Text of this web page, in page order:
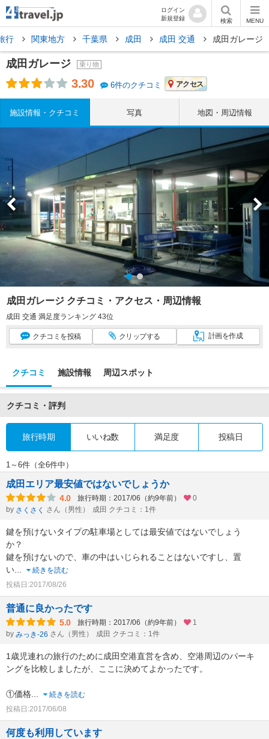
ログイン
新規登録
検索 MENU
行 関東地方 千葉県 成田 成田 交通 成田ガレージ
成田ガレージ 乗り物
3.30 6件のクチコミ アクセス
施設情報・クチコミ 写真 地図・周辺情報
成田ガレージ クチコミ・アクセス・周辺情報
成田 交通 満足度ランキング 43位
クチコミ を投稿 クリップする 計画を作成
クチコミ 施設情報 周辺スポット
クチコミ・評判
旅行時期 いいね数 満足度 投稿日
1～6件（全6件中）
成田エリア最安値ではないでしょうか
4.0 旅行時期：2017/06（約9年前）
0
by さくさく さん（男性） 成田 クチコミ：1件
鍵を預けないタイプの駐車場としては最安値ではないでしょう
か？
鍵を預けないので、車の中はいじられることはないですし、置
い...
続きを読む
投稿日:2017/08/26
普通に良かったです
5.0 旅行時期：2017/06（約9年前）
1
by みっき-26 さん（男性） 成田 クチコミ：1件
1歳児連れの旅行のために成田空港直営を含め、空港周辺のパーキ
ングを比較しましたが、ここに決めてよかったです。
①価格...
続きを読む
投稿日:2017/06/08
何度も利用しています